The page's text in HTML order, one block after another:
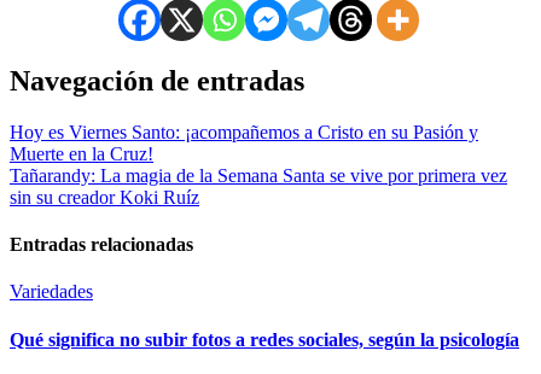
Navegación de entradas
Hoy es Viernes Santo: ¡acompañemos a Cristo en su Pasión y
Muerte en la Cruz!
Tañarandy: La magia de la Semana Santa se vive por primera vez
sin su creador Koki Ruíz
Entradas relacionadas
Variedades
Qué significa no subir fotos a redes sociales, según la psicología